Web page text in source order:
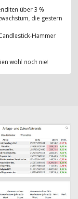
über 3 %
die gestern
Hammer
wohl noch nie!